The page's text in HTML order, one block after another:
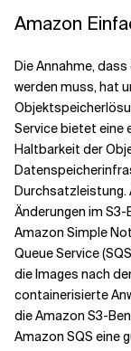
Amazon
Die Annahme,
werden muss, hat
Service bietet eine
Haltbarkeit der
Durchsatzleistung.
Änderungen im
Amazon Simple
Queue Service
die Images nach
containerisierte
die Amazon S3-
Amazon SQS eine